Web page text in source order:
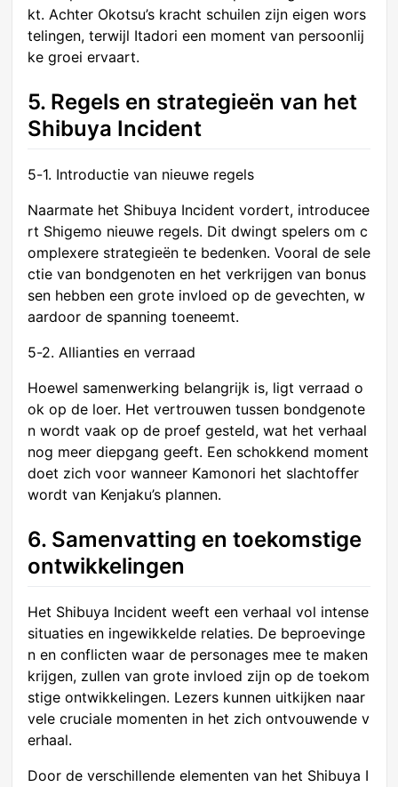
kt. Achter Okotsu’s kracht schuilen zijn eigen wors
telingen, terwijl Itadori een moment van persoonlij
ke groei ervaart.
5. Regels en strategieën van het
Shibuya Incident
5-1. Introductie van nieuwe regels
Naarmate het Shibuya Incident vordert, introducee
rt Shigemo nieuwe regels. Dit dwingt spelers om c
omplexere strategieën te bedenken. Vooral de sele
ctie van bondgenoten en het verkrijgen van bonus
sen hebben een grote invloed op de gevechten, w
aardoor de spanning toeneemt.
5-2. Allianties en verraad
Hoewel samenwerking belangrijk is, ligt verraad o
ok op de loer. Het vertrouwen tussen bondgenote
n wordt vaak op de proef gesteld, wat het verhaal
nog meer diepgang geeft. Een schokkend moment
doet zich voor wanneer Kamonori het slachtoffer
wordt van Kenjaku’s plannen.
6. Samenvatting en toekomstige
ontwikkelingen
Het Shibuya Incident weeft een verhaal vol intense
situaties en ingewikkelde relaties. De beproevinge
n en conflicten waar de personages mee te maken
krijgen, zullen van grote invloed zijn op de toekom
stige ontwikkelingen. Lezers kunnen uitkijken naar
vele cruciale momenten in het zich ontvouwende v
erhaal.
Door de verschillende elementen van het Shibuya I